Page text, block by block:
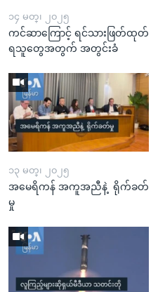
၁၄ မတ္၊ ၂၀၂၅
ကင်ဆာကြောင့် ရင်သားဖြတ်ထုတ်
ရသူတွေအတွက် အတွင်းခံ
၁၃ မတ္၊ ၂၀၂၅
အမေရိကန် အကူအညီနဲ့ ရိုက်ခတ်
မှု